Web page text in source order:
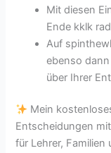
Mit diesen
Ende kklk
Auf
ebenso
über Ihrer
Mein
Entscheidungen
für Lehrer,